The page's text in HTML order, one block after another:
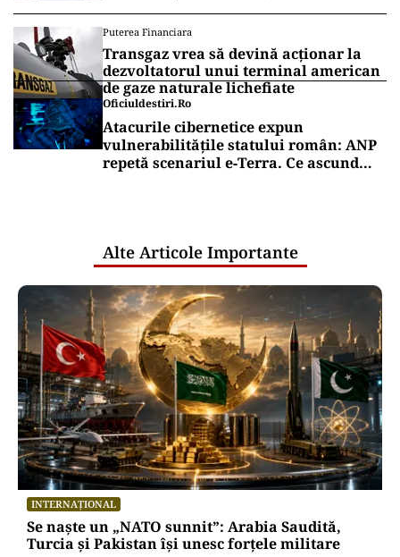
Puterea Financiara
Transgaz vrea să devină acționar la
dezvoltatorul unui terminal american
de gaze naturale lichefiate
Oficiuldestiri.ro
Atacurile cibernetice expun
vulnerabilitățile statului român: ANP
repetă scenariul e‑Terra. Ce ascund
Alte Articole Importante
INTERNAȚIONAL
Se naște un „NATO sunnit”: Arabia Saudită,
Turcia și Pakistan își unesc forțele militare